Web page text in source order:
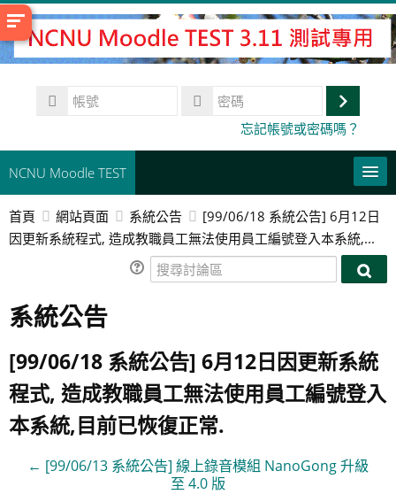
跳
至
主
登
忘記帳號或密碼嗎？
NCNU Moodle TEST
常用連結
程
首頁 網站頁面 系統公告
[99/06/18 系統公告] 6月12日
因更新系統程式, 造成教職員工無法使用員工編號登入本系統,...
搜
搜
區
系統公告
[99/06/18 系統公告] 6月12日因更新系統
程式, 造成教職員工無法使用員工編號登入
本系統,目前已恢復正常.
← [99/06/13 系統公告] 線上錄音模組 NanoGong 升級
至 4.0 版